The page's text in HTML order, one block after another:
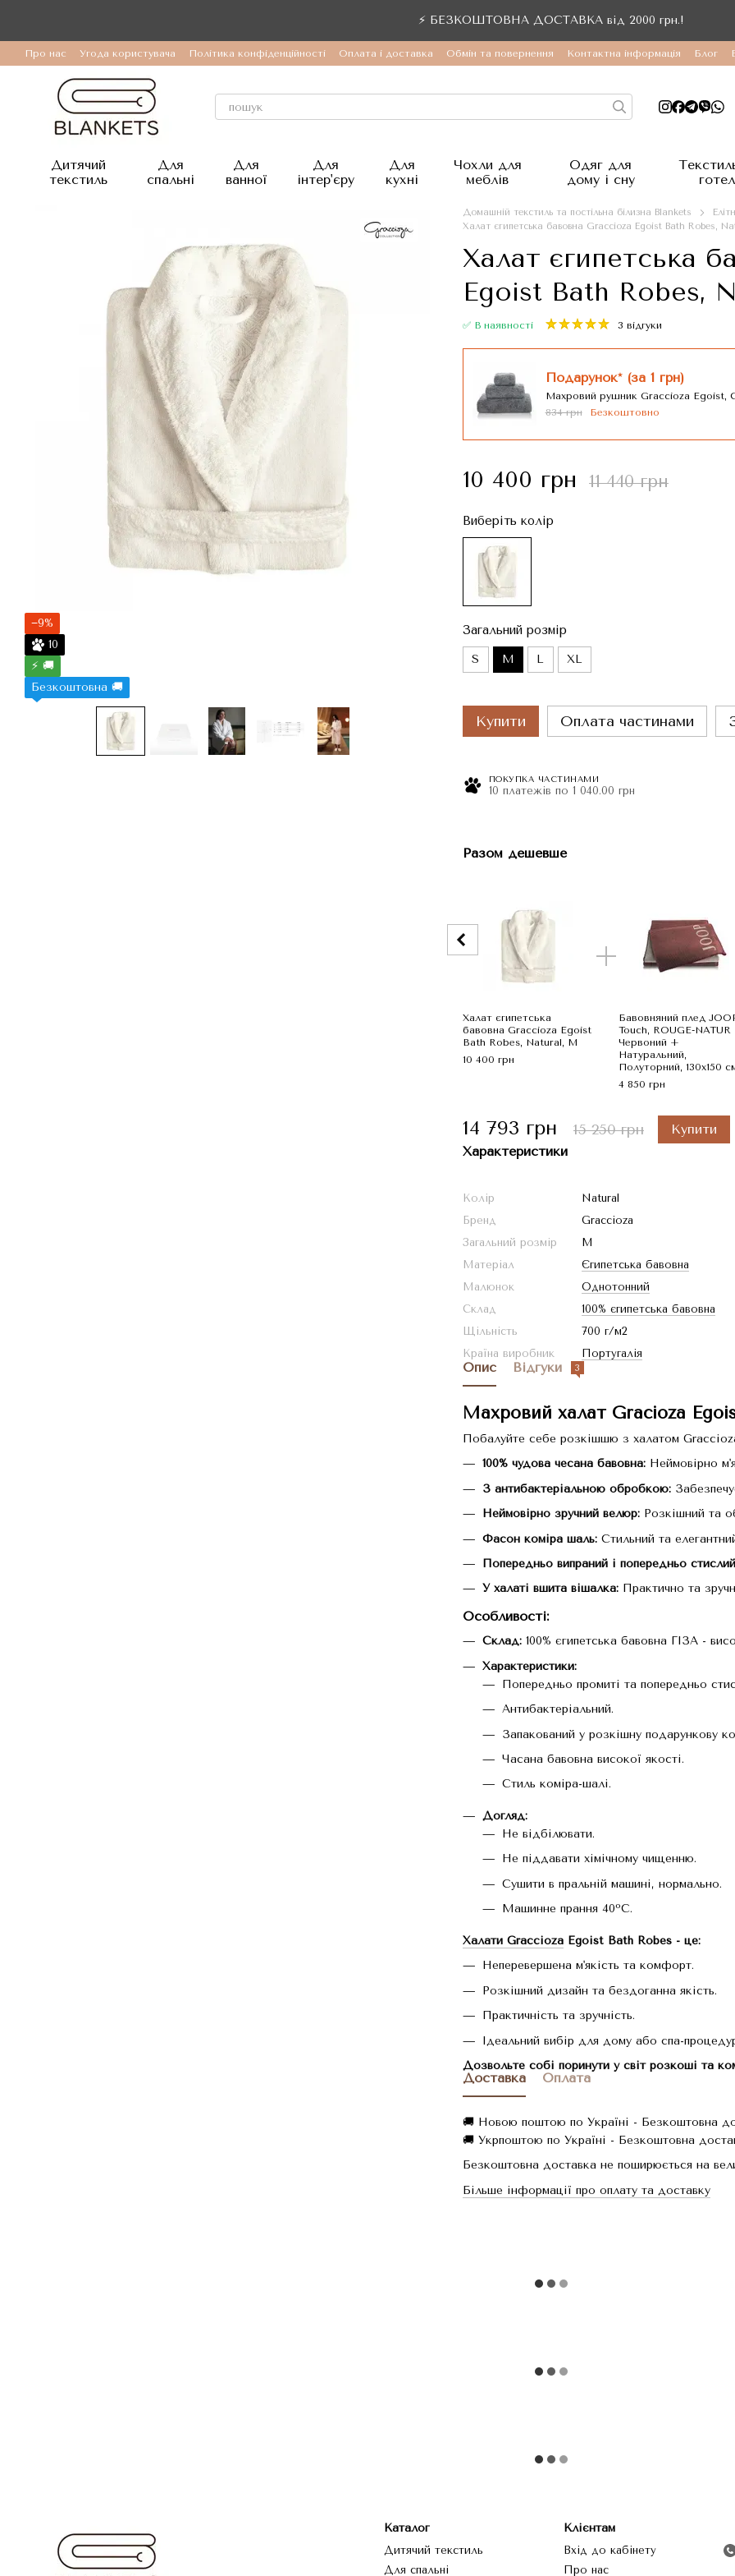
⚡ БЕЗКОШТОВНА ДОСТАВКА від 2000 грн.!
Про нас Угода користувача Політика конфіденційності Оплата і доставка Обмін та повернення Контактна інформація Блог
Дитячий
текстиль
Для
спальні
Для
ванної
Для
інтер'єру
Для
кухні
Чохли для
меблів
Одяг для
дому і сну
−9%
10
⚡ 🚚
Безкоштовна 🚚
Домашній текстиль та постільна білизна Blankets
Халат єгипетська бавовна Graccioza Egoist Bath Robes,
Халат єгипетська
Egoist Bath Robes,
✅ В наявності 3 відгуки
Подарунок* (за 1 грн)
Махровий рушник Graccioza Egoist,
834 грн
Безкоштовно
10 400 грн 11 440 грн
Виберіть колір
Загальний розмір
S M L XL
Купити Оплата частинами
ПОКУПКА ЧАСТИНАМИ
10 платежів по 1 040.00 грн
Разом дешевше
Халат єгипетська
бавовна Graccioza Egoist
Bath Robes, Natural, M
10 400 грн
Бавовняний плед
Touch, ROUGE-NATUR
Червоний +
Натуральний,
Полуторний, 130x150
4 850 грн
14 793 грн 15 250 грн Купити
Характеристики
Колір
Natural
Бренд
Graccioza
Загальний розмір
M
Матеріал
Єгипетська бавовна
Малюнок
Однотонний
Склад
100% єгипетська бавовна
Щільність
700 г/м2
Країна виробник
Португалія
Опис Відгуки 3
Махровий халат Gracioza
Побалуйте себе розкішшю з халатом
100% чудова чесана бавовна:Неймовірно
З антибактеріальною обробкою:
Неймовірно зручний велюр:Розкішний та
Фасон коміра шаль:Стильний та
Попередньо випраний і попередньо
У халаті вшита вішалка:Практично та
Особливості:
Склад:100% єгипетська бавовна ГІЗА -
Характеристики:
Попередньо промиті та попередньо
Антибактеріальний.
Запакований у розкішну подарункову
Часана бавовна високої якості.
Стиль коміра-шалі.
Догляд:
Не відбілювати.
Не піддавати хімічному чищенню.
Сушити в пральній машині, нормально.
Машинне прання 40ºC.
Халати GracciozaEgoist Bath Robes - це:
Неперевершена м'якість та комфорт.
Розкішний дизайн та бездоганна якість.
Практичність та зручність.
Ідеальний вибір для дому або спа-
Дозвольте собі поринути у світ розкоші та
Доставка Оплата
🚚 Новою поштою по Україні - Безкоштовна
🚚 Укрпоштою по Україні - Безкоштовна
Безкоштовна доставка не поширюється на
Більше інформації про оплату та доставку
Каталог
Дитячий текстиль
Для спальні
Клієнтам
Вхід до кабінету
Про нас